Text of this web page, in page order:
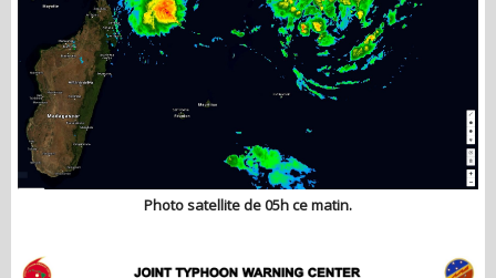
Photo satellite de 05h ce matin.